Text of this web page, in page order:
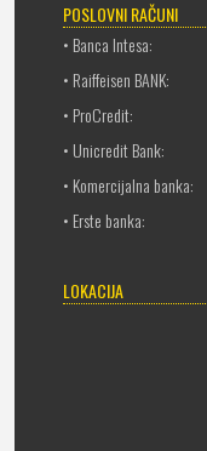
POSLOVNI RAČUNI
• Banca Intesa:
• Raiffeisen BANK:
• ProCredit:
• Unicredit Bank:
• Komercijalna banka:
• Erste banka:
LOKACIJA